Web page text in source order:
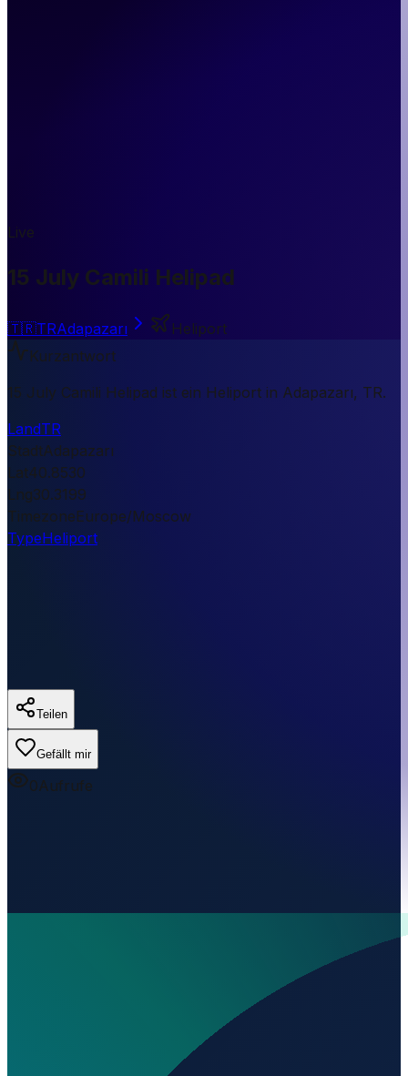
Live
15 July Camili Helipad
🇹🇷TRAdapazarı
Heliport
Kurzantwort
15 July Camili Helipad ist ein Heliport in Adapazarı, TR.
LandTR
StadtAdapazarı
Lat40.8530
Lng30.3199
TimezoneEurope/Moscow
TypeHeliport
Teilen
Gefällt mir
0Aufrufe